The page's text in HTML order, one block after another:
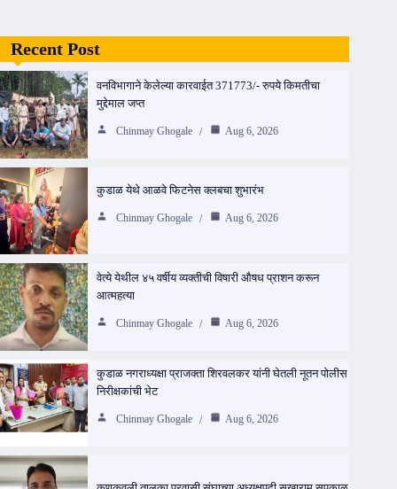
Recent Post
वनविभागाने केलेल्या कारवाईत 371773/- रुपये किमतीचा
मुद्देमाल जप्त
Chinmay Ghogale Aug 6, 2026
कुडाळ येथे आळवे फिटनेस क्लबचा शुभारंभ
Chinmay Ghogale Aug 6, 2026
वेत्ये येथील ४५ वर्षीय व्यक्तीची विषारी औषध प्राशन करून
आत्महत्या
Chinmay Ghogale Aug 6, 2026
कुडाळ नगराध्यक्षा प्राजक्ता शिरवलकर यांनी घेतली नूतन पोलीस
निरीक्षकांची भेट
Chinmay Ghogale Aug 6, 2026